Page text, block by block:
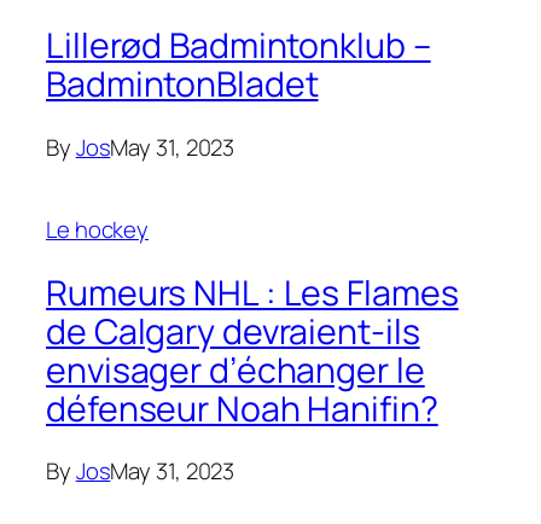
Lillerød Badmintonklub –
BadmintonBladet
ByJosMay 31, 2023
Le hockey
Rumeurs NHL : Les Flames
de Calgary devraient-ils
envisager d’échanger le
défenseur Noah Hanifin?
ByJosMay 31, 2023